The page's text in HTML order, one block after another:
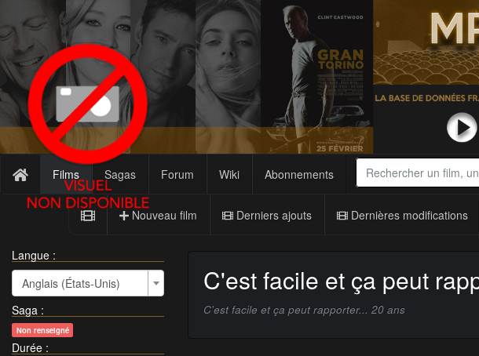
Films Sagas Forum Wiki Abonnements
Nouveau film Derniers ajouts Dernières modifications
Langue :
Anglais (États-Unis)
Saga :
Non renseigné
Durée :
C'est facile et ça peut
C'est facile et ça peut rapporter... 20 ans